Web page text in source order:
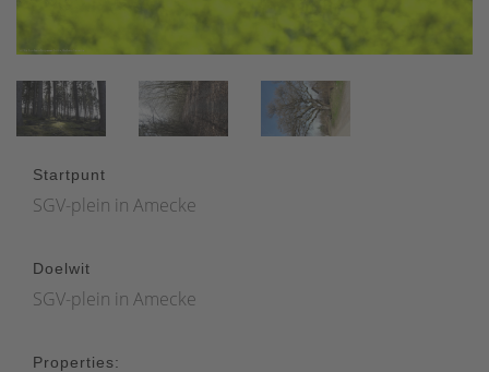
Startpunt
SGV-plein in Amecke
Doelwit
SGV-plein in Amecke
Properties: